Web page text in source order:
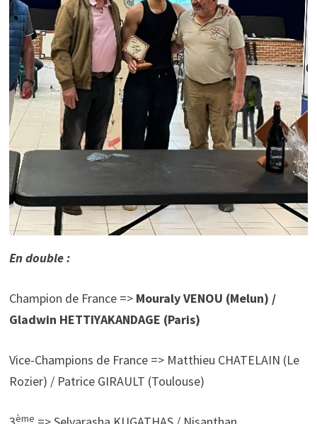
En double :
Champion de France => Mouraly VENOU (Melun) /
Gladwin HETTIYAKANDAGE (Paris)
Vice-Champions de France => Matthieu CHATELAIN (Le
Rozier) / Patrice GIRAULT (Toulouse)
ème